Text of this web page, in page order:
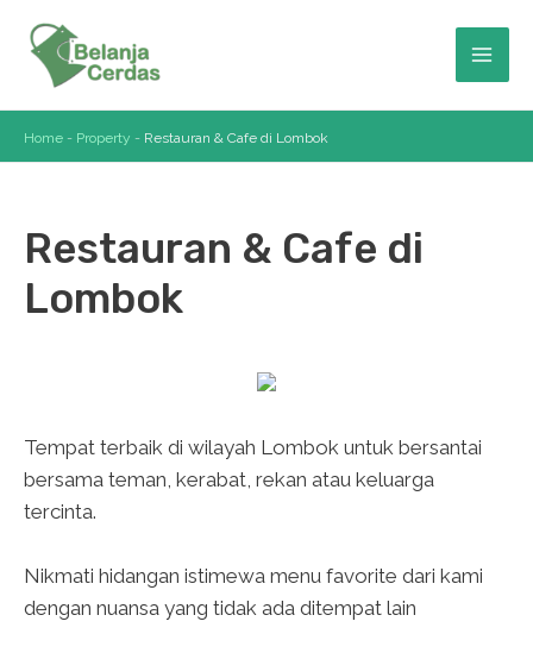
content
Home - Property - Restauran & Cafe di Lombok
Restauran & Cafe di
Lombok
Tempat terbaik di wilayah Lombok untuk bersantai
bersama teman, kerabat, rekan atau keluarga
tercinta.
Nikmati hidangan istimewa menu favorite dari kami
dengan nuansa yang tidak ada ditempat lain